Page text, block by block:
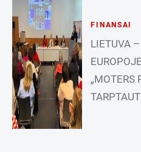
FINANSAI
LIETUVA
„MOTERS